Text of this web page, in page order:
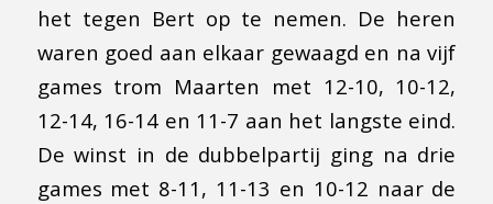
het tegen Bert op te nemen. De heren
waren goed aan elkaar gewaagd en na vijf
games trom Maarten met 12-10, 10-12,
12-14, 16-14 en 11-7 aan het langste eind.
De winst in de dubbelpartij ging na drie
games met 8-11, 11-13 en 10-12 naar de